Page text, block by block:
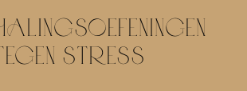
STRESS